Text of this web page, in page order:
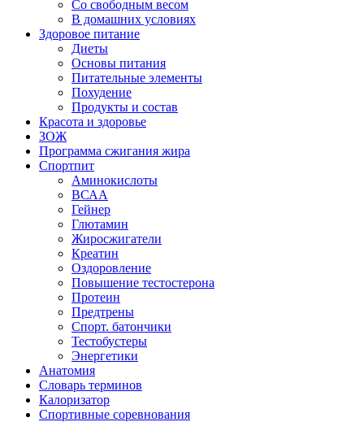
Со свободным весом
В домашних условиях
Здоровое питание
Диеты
Основы питания
Питательные элементы
Похудение
Продукты и состав
Красота и здоровье
ЗОЖ
Программа сжигания жира
Спортпит
Аминокислоты
ВСАА
Гейнер
Глютамин
Жиросжигатели
Креатин
Оздоровление
Повышение тестостерона
Протеин
Предтрены
Спорт. батончики
Тестобустеры
Энергетики
Анатомия
Словарь терминов
Калоризатор
Спортивные соревнования